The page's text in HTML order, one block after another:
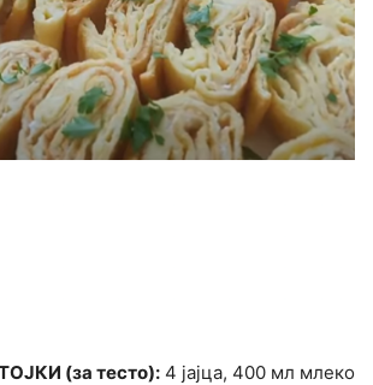
(за тесто): 4 јајца, 400 мл млеко